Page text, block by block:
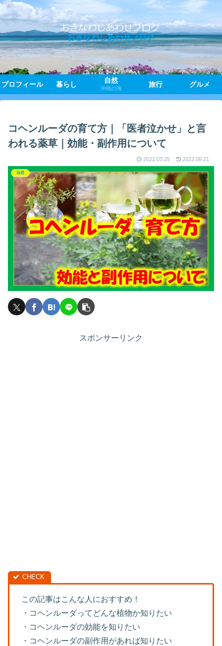
おきなわしあわせブログ
プロフィール 暮らし 自然
沖縄の海
旅行 グルメ
コヘンルーダの育て方｜「医者泣かせ」と言
われる薬草｜効能・副作用について
2022.03.25 2022.08.21
自然
スポンサーリンク
この記事はこんな人におすすめ！
・コヘンルーダってどんな植物か知りたい
・コヘンルーダの効能を知りたい
・コヘンルーダの副作用があれば知りたい